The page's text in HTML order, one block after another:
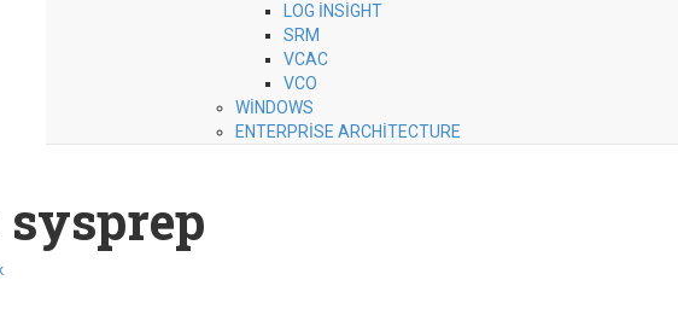
LOG INSIGHT
SRM
VCAC
VCO
WINDOWS
ENTERPRISE ARCHITECTURE